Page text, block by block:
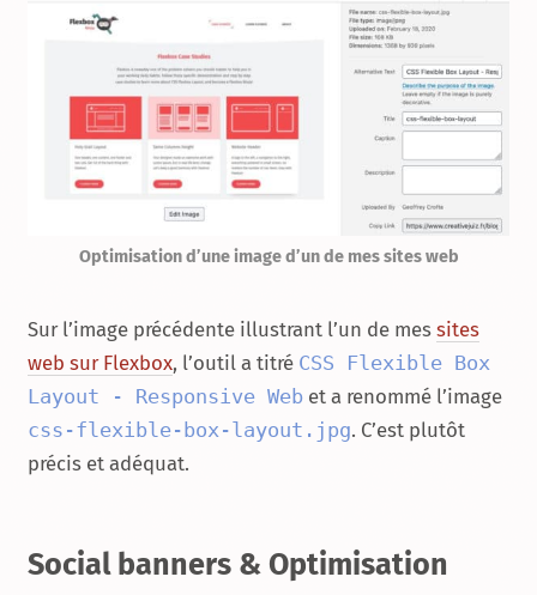
Optimisation d’une image d’un de mes sites web
Sur l’image précédente illustrant l’un de mes sites
web sur Flexbox, l’outil a titré CSS Flexible Box
Layout - Responsive Web et a renommé l’image
css-flexible-box-layout.jpg. C’est plutôt
précis et adéquat.
Social banners & Optimisation